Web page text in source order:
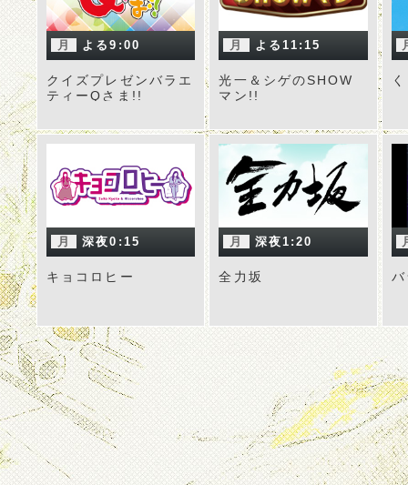
月 よる9:00
クイズプレゼンバラエ
ティーQさま!!
月 よる11:15
光一＆シゲのSHOW
マン!!
月 深夜0:15
キョコロヒー
月 深夜1:20
全力坂